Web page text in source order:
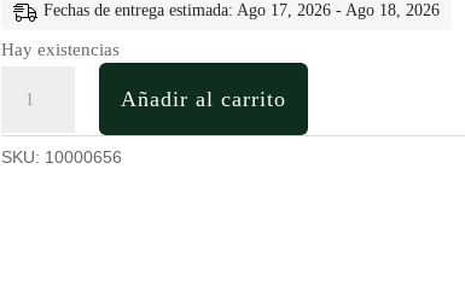
Fechas de entrega estimada: Ago 17, 2026 - Ago 18, 2026
Hay existencias
Canasta
en
Madera
Añadir al carrito
SKU: 10000656